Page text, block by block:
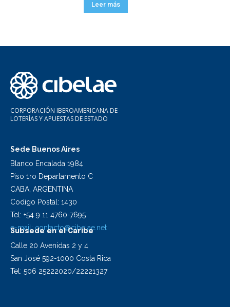
Leer más
CORPORACIÓN IBEROAMERICANA DE
LOTERÍAS Y APUESTAS DE ESTADO
Sede Buenos Aires
Blanco Encalada 1984
Piso 1ro Departamento C
CABA, ARGENTINA
Codigo Postal: 1430
Tel: +54 9 11 4760-7695
e-mail: contacto@cibelae.net
Subsede en el Caribe
Calle 20 Avenidas 2 y 4
San José 592-1000 Costa Rica
Tel: 506 25222020/22221327